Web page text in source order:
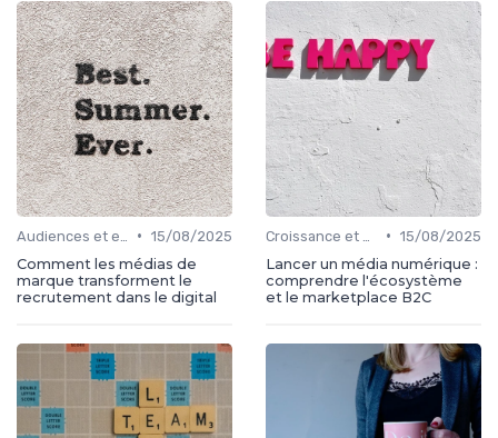
• 15/08/2025
Comment les médias de
marque transforment le
recrutement dans le digital
• 15/08/2025
Lancer un média numérique :
comprendre l'écosystème
et le marketplace B2C